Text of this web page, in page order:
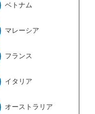
ベトナム
マレーシア
フランス
イタリア
オーストラリア